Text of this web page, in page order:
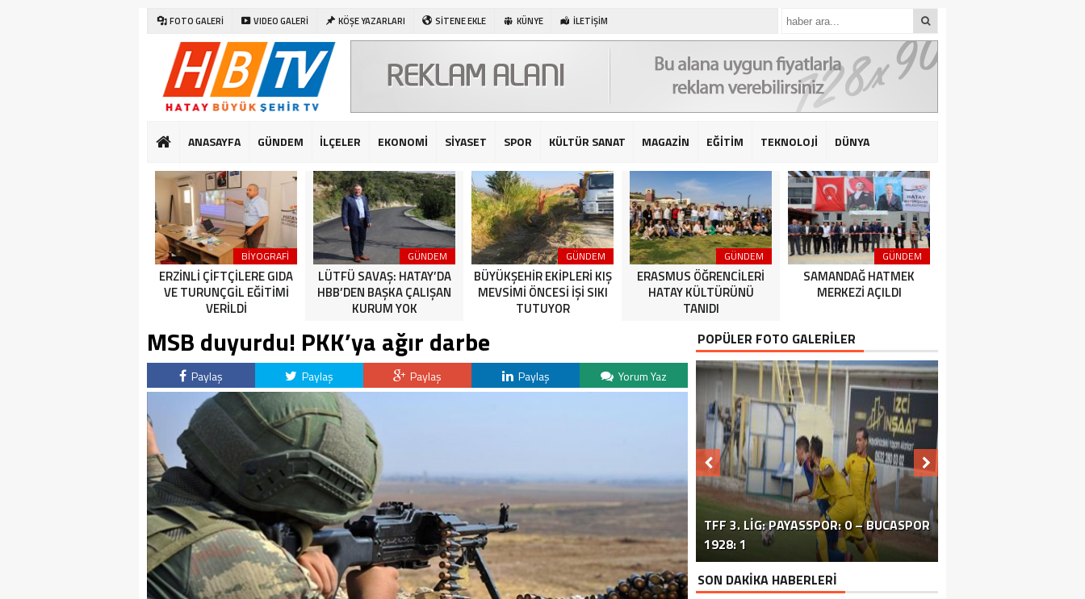
FOTO GALERİ VIDEO GALERİ KÖŞE YAZARLARI SİTENE EKLE KÜNYE İLETİŞİM
ANASAYFA GÜNDEM İLÇELER EKONOMİ SİYASET SPOR KÜLTÜR SANAT MAGAZİN EĞİTİM TEKNOLOJİ DÜNYA
SAĞLIK
BİYOGRAFİ
ERZİNLİ ÇİFTÇİLERE GIDA
VE TURUNÇGİL EĞİTİMİ
VERİLDİ
GÜNDEM
LÜTFÜ SAVAŞ: HATAY’DA
HBB’DEN BAŞKA ÇALIŞAN
KURUM YOK
GÜNDEM
BÜYÜKŞEHİR EKİPLERİ KIŞ
MEVSİMİ ÖNCESİ İŞİ SIKI
TUTUYOR
GÜNDEM
ERASMUS ÖĞRENCİLERİ
HATAY KÜLTÜRÜNÜ
TANIDI
GÜNDEM
SAMANDAĞ HATMEK
MERKEZİ AÇILDI
MSB duyurdu! PKK’ya ağır darbe
Paylaş Paylaş Paylaş Paylaş Yorum Yaz
POPÜLER FOTO GALERİLER
ERZİNLİ ÇİFTÇİLERE GIDA VE
TURUNÇGİL EĞİTİMİ VERİLDİ
HATAY’DAKI ÇATIŞMA VE PATLAMA:
BÖLGEDE OPERASYON SÜRÜYOR
TFF 3. LIG: PAYASSPOR: 0 – BUCASPOR
1928: 1
SİVİL TOPLUM ÖRGÜTLERİ ORTAK
BASIN TOPLANTISI FOTOĞRAF
SON DAKİKA HABERLERİ